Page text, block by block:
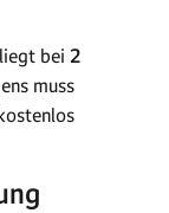
bei 2
muss